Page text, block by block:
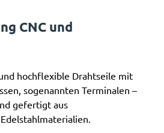
CNC und
hochflexible Drahtseile mit
sogenannten Terminalen –
gefertigt aus